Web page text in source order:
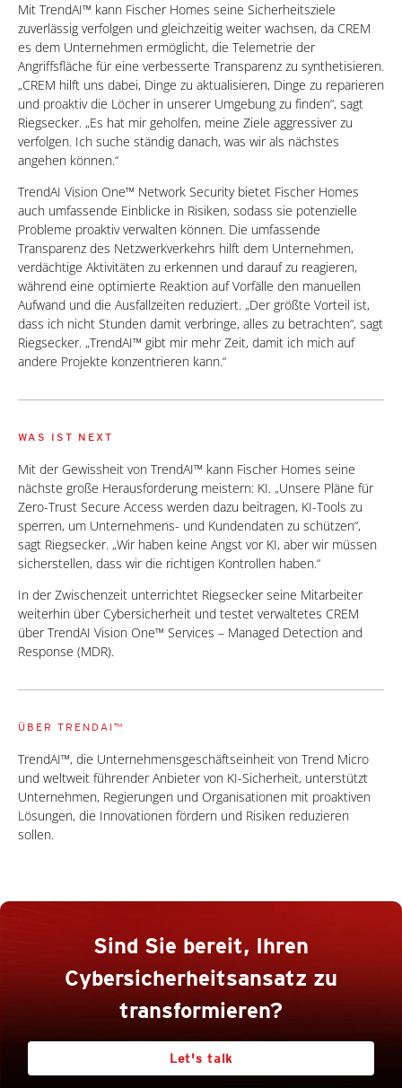
Mit TrendAI™ kann Fischer Homes seine Sicherheitsziele
zuverlässig verfolgen und gleichzeitig weiter wachsen, da CREM
es dem Unternehmen ermöglicht, die Telemetrie der
Angriffsfläche für eine verbesserte Transparenz zu synthetisieren.
„CREM hilft uns dabei, Dinge zu aktualisieren, Dinge zu reparieren
und proaktiv die Löcher in unserer Umgebung zu finden“, sagt
Riegsecker. „Es hat mir geholfen, meine Ziele aggressiver zu
verfolgen. Ich suche ständig danach, was wir als nächstes
angehen können.“
TrendAI Vision One™ Network Security bietet Fischer Homes
auch umfassende Einblicke in Risiken, sodass sie potenzielle
Probleme proaktiv verwalten können. Die umfassende
Transparenz des Netzwerkverkehrs hilft dem Unternehmen,
verdächtige Aktivitäten zu erkennen und darauf zu reagieren,
während eine optimierte Reaktion auf Vorfälle den manuellen
Aufwand und die Ausfallzeiten reduziert. „Der größte Vorteil ist,
dass ich nicht Stunden damit verbringe, alles zu betrachten“, sagt
Riegsecker. „TrendAI™ gibt mir mehr Zeit, damit ich mich auf
andere Projekte konzentrieren kann.“
WAS IST NEXT
Mit der Gewissheit von TrendAI™ kann Fischer Homes seine
nächste große Herausforderung meistern: KI. „Unsere Pläne für
Zero-Trust Secure Access werden dazu beitragen, KI-Tools zu
sperren, um Unternehmens- und Kundendaten zu schützen“,
sagt Riegsecker. „Wir haben keine Angst vor KI, aber wir müssen
sicherstellen, dass wir die richtigen Kontrollen haben.“
In der Zwischenzeit unterrichtet Riegsecker seine Mitarbeiter
weiterhin über Cybersicherheit und testet verwaltetes CREM
über TrendAI Vision One™ Services – Managed Detection and
Response (MDR).
ÜBER TRENDAI™
TrendAI™, die Unternehmensgeschäftseinheit von Trend Micro
und weltweit führender Anbieter von KI-Sicherheit, unterstützt
Unternehmen, Regierungen und Organisationen mit proaktiven
Lösungen, die Innovationen fördern und Risiken reduzieren
sollen.
Sind Sie bereit, Ihren
Cybersicherheitsansatz zu
transformieren?
Let's talk